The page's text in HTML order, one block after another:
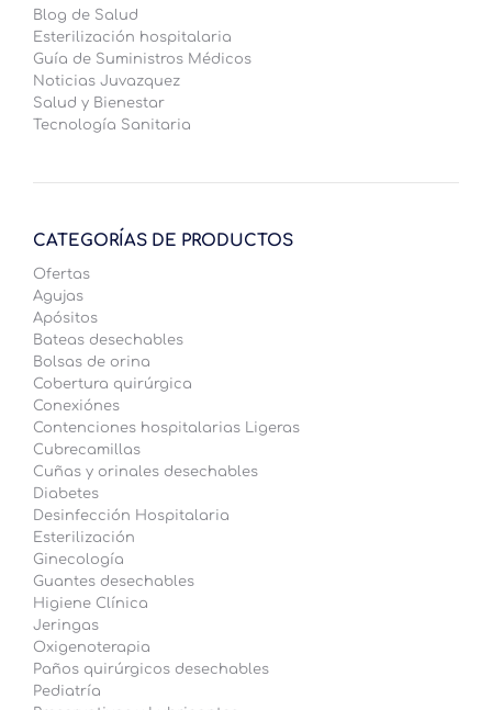
Blog de Salud
Esterilización hospitalaria
Guía de Suministros Médicos
Noticias Juvazquez
Salud y Bienestar
Tecnología Sanitaria
CATEGORÍAS DE PRODUCTOS
Ofertas
Agujas
Apósitos
Bateas desechables
Bolsas de orina
Cobertura quirúrgica
Conexiónes
Contenciones hospitalarias Ligeras
Cubrecamillas
Cuñas y orinales desechables
Diabetes
Desinfección Hospitalaria
Esterilización
Ginecología
Guantes desechables
Higiene Clínica
Jeringas
Oxigenoterapia
Paños quirúrgicos desechables
Pediatría